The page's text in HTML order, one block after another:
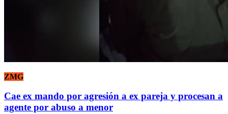
ZMG
Cae ex mando por agresión a ex pareja y procesan a
agente por abuso a menor